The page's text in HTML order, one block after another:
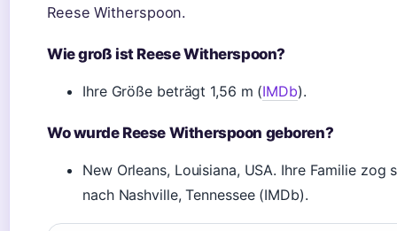
Reese Witherspoon.
Wie groß ist Reese Witherspoon?
Ihre Größe beträgt 1,56 m (IMDb).
Wo wurde Reese Witherspoon geboren?
New Orleans, Louisiana, USA. Ihre Familie zog
nach Nashville, Tennessee (IMDb).